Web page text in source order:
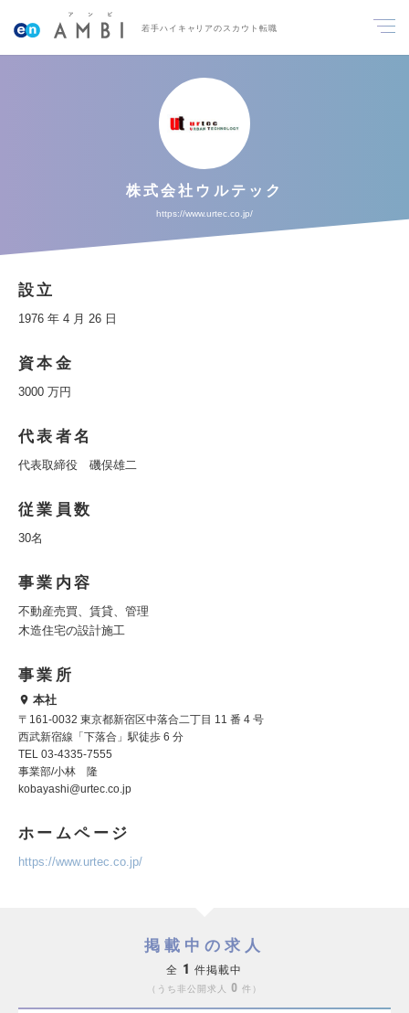
若手ハイキャリアのスカウト転職
株式会社ウルテック
https://www.urtec.co.jp/
設立
1976 年 4 月 26 日
資本金
3000 万円
代表者名
代表取締役 磯俣雄二
従業員数
30名
事業内容
不動産売買、賃貸、管理
木造住宅の設計施工
事業所
本社
〒161-0032 東京都新宿区中落合二丁目 11 番 4 号
西武新宿線「下落合」駅徒歩 6 分
TEL 03-4335-7555
事業部/小林 隆
kobayashi@urtec.co.jp
ホームページ
https://www.urtec.co.jp/
掲載中の求人
全 1 件掲載中
うち非公開求人 0 件